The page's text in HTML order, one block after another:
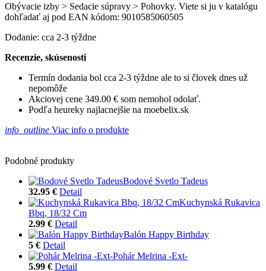
Obývacie izby > Sedacie súpravy > Pohovky. Viete si ju v katalógu
dohľadať aj pod EAN kódom: 9010585060505
Dodanie: cca 2-3 týždne
Recenzie, skúsenosti
Termín dodania bol cca 2-3 týždne ale to si človek dnes už
nepomôže
Akciovej cene 349.00 € som nemohol odolať.
Podľa heureky najlacnejšie na moebelix.sk
info_outline Viac info o produkte
Podobné produkty
Bodové Svetlo Tadeus
32.95 € Detail
Kuchynská Rukavica
Bbq, 18/32 Cm
2.99 € Detail
Balón Happy Birthday
5 € Detail
Pohár Melrina -Ext-
5.99 € Detail